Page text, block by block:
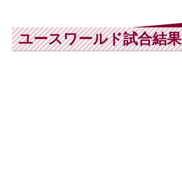
ユースワールド試合結果